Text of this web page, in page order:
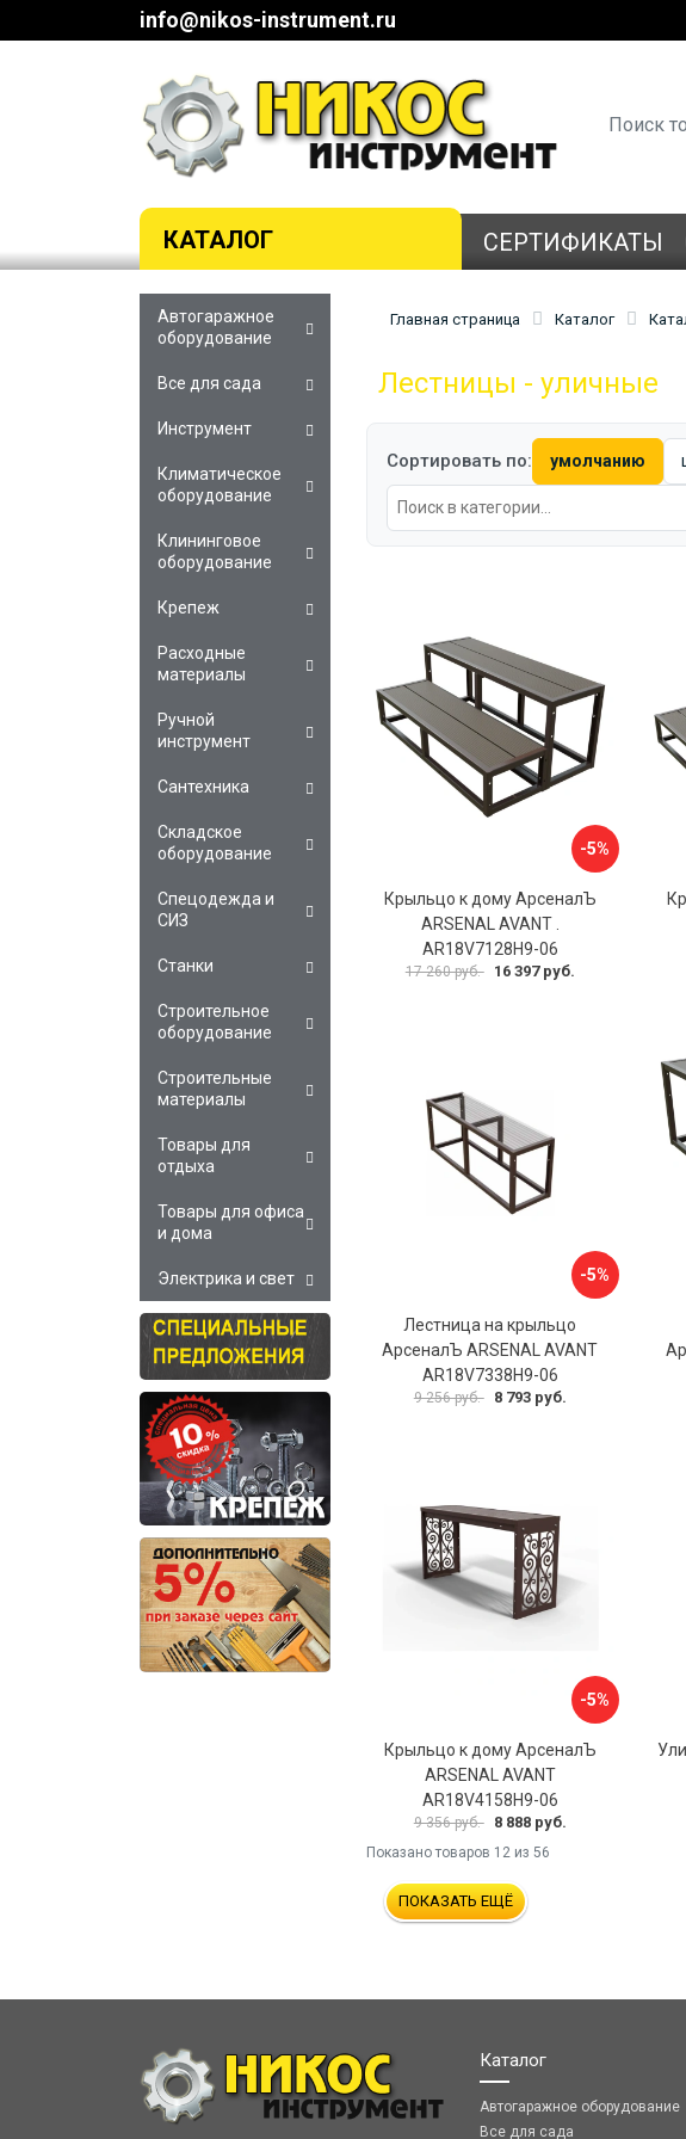
info@nikos-instrument.ru
КАТАЛОГ СЕРТИФИКАТЫ
Главная страница Каталог
Лестницы - уличные
Сортировать по: умолчанию
-5%
Крыльцо к дому АрсеналЪ
ARSENAL AVANT .
AR18V7128H9-06
17 260 руб. 16 397 руб.
-5%
Лестница на крыльцо
АрсеналЪ ARSENAL AVANT
AR18V7338H9-06
9 256 руб. 8 793 руб.
-5%
Крыльцо к дому АрсеналЪ
ARSENAL AVANT
AR18V4158H9-06
9 356 руб. 8 888 руб.
Показано товаров 12 из 56
ПОКАЗАТЬ ЕЩЁ
Автогаражное
оборудование
Все для сада
Инструмент
Климатическое
оборудование
Клининговое
оборудование
Крепеж
Расходные
материалы
Ручной
инструмент
Сантехника
Складское
оборудование
Спецодежда и
СИЗ
Станки
Строительное
оборудование
Строительные
материалы
Товары для
отдыха
Товары для офиса
и дома
Электрика и свет
Каталог
Автогаражное оборудование
Все для сада